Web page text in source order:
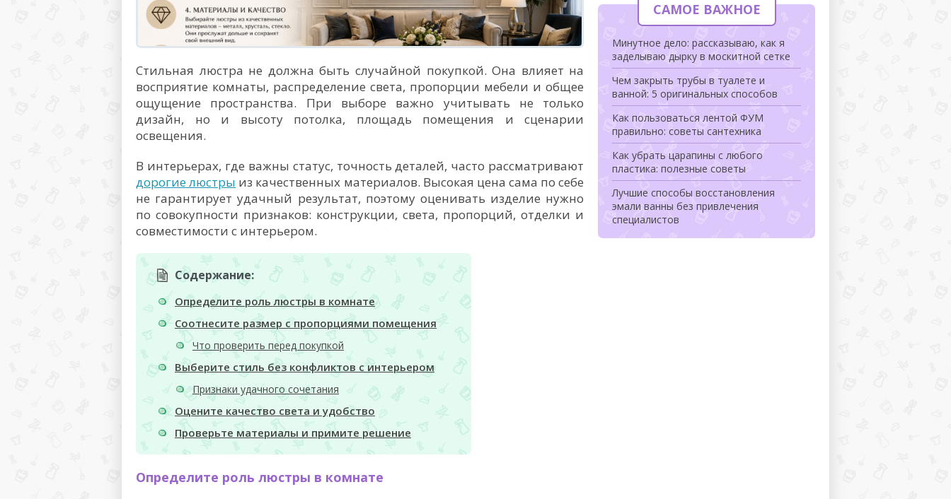
Стильная люстра не должна быть случайной покупкой. Она влияет на
восприятие комнаты, распределение света, пропорции мебели и общее
ощущение пространства. При выборе важно учитывать не только
дизайн, но и высоту потолка, площадь помещения и сценарии
освещения.
В интерьерах, где важны статус, точность деталей, часто рассматривают
дорогие люстры из качественных материалов. Высокая цена сама по себе
не гарантирует удачный результат, поэтому оценивать изделие нужно
по совокупности признаков: конструкции, света, пропорций, отделки и
совместимости с интерьером.
Содержание:
Определите роль люстры в комнате
Соотнесите размер с пропорциями помещения
Что проверить перед покупкой
Выберите стиль без конфликтов с интерьером
Признаки удачного сочетания
Оцените качество света и удобство
Проверьте материалы и примите решение
Определите роль люстры в комнате
САМОЕ ВАЖНОЕ
Минутное дело: рассказываю, как я
заделываю дырку в москитной сетке
Чем закрыть трубы в туалете и
ванной: 5 оригинальных способов
Как пользоваться лентой ФУМ
правильно: советы сантехника
Как убрать царапины с любого
пластика: полезные советы
Лучшие способы восстановления
эмали ванны без привлечения
специалистов